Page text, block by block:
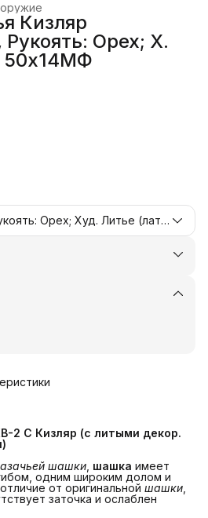
Кизляр
Орех; Х.
50х14МФ
Шашка сувенирная Рукоять: Орех; Худ. Литье (латунь)
2 С Кизляр (с литыми декор.
шашки шашка имеет
одним широким долом и
от оригинальной шашки
заточка и ослаблен